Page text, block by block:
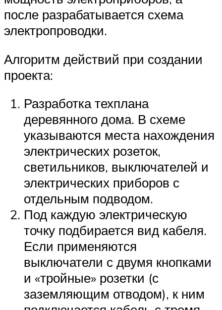
после разрабатывается схема
электропроводки.
Алгоритм действий при создании
проекта:
Разработка техплана
деревянного дома. В схеме
указываются места нахождения
электрических розеток,
светильников, выключателей и
электрических приборов с
отдельным подводом.
Под каждую электрическую
точку подбирается вид кабеля.
Если применяются
выключатели с двумя кнопками
и «тройные» розетки (с
заземляющим отводом), к ним